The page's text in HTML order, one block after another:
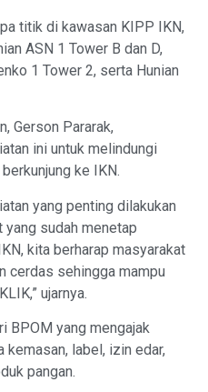
titik di kawasan KIPP IKN,
ASN 1 Tower B dan D,
1 Tower 2, serta Hunian
Gerson Pararak,
ini untuk melindungi
ke IKN.
yang penting dilakukan
sudah menetap
kita berharap masyarakat
cerdas sehingga mampu
ujarnya.
BPOM yang mengajak
kemasan, label, izin edar,
pangan.